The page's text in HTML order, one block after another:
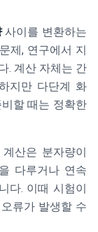
사이를 변환하는
제, 연구에서 지
. 계산 자체는 간
지만 다단계 화
할 때는 정확한
산은 분자량이
다루거나 연속
다. 이때 시험이
류가 발생할 수